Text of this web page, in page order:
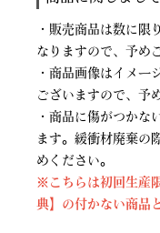
・販売商品は数に限
なりますので、予め
・商品画像はイメー
ございますので、予
・商品に傷がつかな
ます。緩衝材廃棄の
めください。
※こちらは初回生産
典】の付かない商品